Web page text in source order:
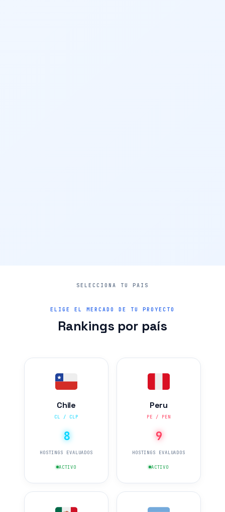
ELIGE EL MERCADO DE TU PROYECTO
Rankings por país
Chile
CL / CLP
8
HOSTINGS EVALUADOS
ACTIVO
Peru
PE / PEN
9
HOSTINGS EVALUADOS
ACTIVO